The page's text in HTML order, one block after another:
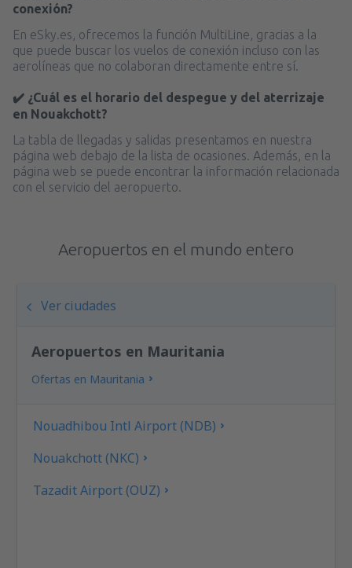
conexión?
En eSky.es, ofrecemos la función MultiLine, gracias a la
que puede buscar los vuelos de conexión incluso con las
aerolíneas que no colaboran directamente entre sí.
✔️ ¿Cuál es el horario del despegue y del aterrizaje
en Nouakchott?
La tabla de llegadas y salidas presentamos en nuestra
página web debajo de la lista de ocasiones. Además, en la
página web se puede encontrar la información relacionada
con el servicio del aeropuerto.
Aeropuertos en el mundo entero
Ver ciudades
Aeropuertos en Mauritania
Ofertas en Mauritania
Nouadhibou Intl Airport (NDB)
Nouakchott (NKC)
Tazadit Airport (OUZ)